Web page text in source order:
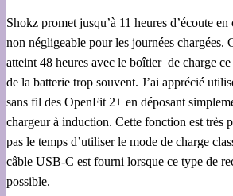
Shokz promet jusqu’à 11 heures d’écoute
non négligeable pour les journées chargées.
atteint 48 heures avec le boîtier de charge
de la batterie trop souvent. J’ai apprécié
sans fil des OpenFit 2+ en déposant
chargeur à induction. Cette fonction est très
pas le temps d’utiliser le mode de charge
câble USB-C est fourni lorsque ce type de
possible.